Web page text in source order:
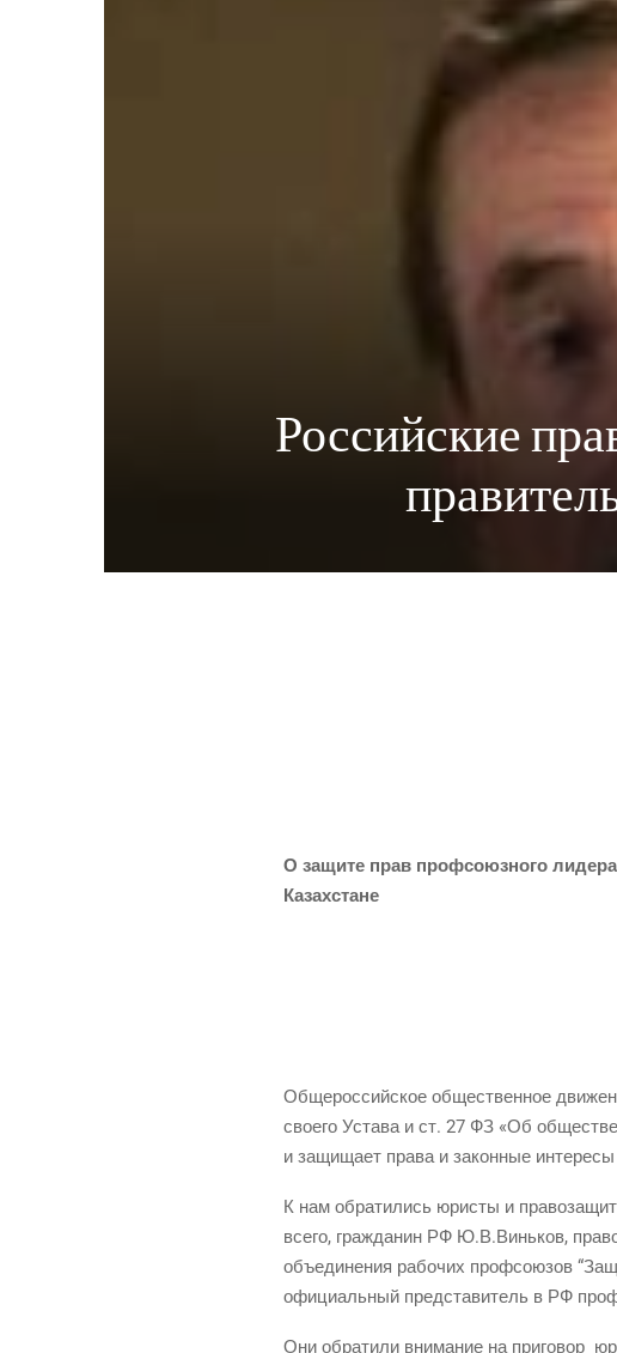
Российские
О защи­те прав проф­со­юз­но­го
Казахстане
Обще­рос­сий­ское обще­ствен­ное
сво­е­го Уста­ва и ст. 27 ФЗ «Об
и защи­ща­ет пра­ва и закон­ные
К нам обра­ти­лись юри­сты и
все­го, граж­да­нин РФ Ю.В.Виньков,
объ­еди­не­ния рабо­чих проф­со­ю­зов
офи­ци­аль­ный пред­ста­ви­тель в РФ
Они обра­ти­ли вни­ма­ние на при­го­вор